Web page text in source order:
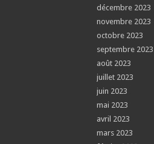
décembre 2023
novembre 2023
octobre 2023
septembre 2023
août 2023
juillet 2023
juin 2023
mai 2023
avril 2023
mars 2023